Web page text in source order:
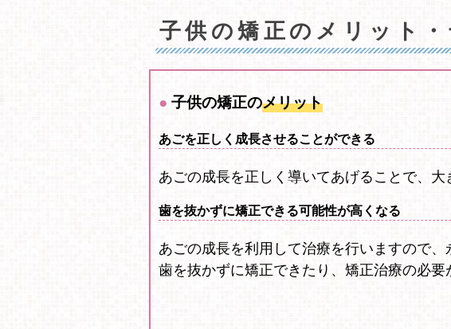
子供の矯正のメリット
子供の矯正のメリット
あごを正しく成長させることができる
あごの成長を正しく導いてあげることで、大
歯を抜かずに矯正できる可能性が高くなる
あごの成長を利用して治療を行いますので
歯を抜かずに矯正できたり、矯正治療の必要